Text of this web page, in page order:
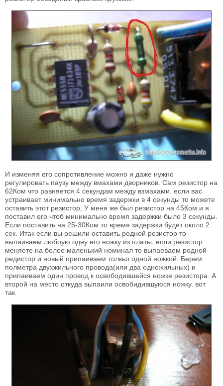
И изменяя его сопротивление можно и даже нужно
регулировать паузу между вмахами дворников. Сам резистор на
62Ком что равняется 4 секундам между взмахами. если вас
устраивает минимально время задержки в 4 секунды то можете
оставить этот резистор, У меня же был резистор на 45Ком и я
поставил его чтоб минимально время задержки было 3 секунды.
Если поставить на 25-30Ком то время задержки будет около 2
сек. Итак если вы решили оставить родной резистор то
выпаиваем любоую одну его ножку из платы, если резистор
меняете на более маленький номинал то выпаеваем родной
редистор и новый припаиваем толкьо одной ножкой. Берем
полметра двухжильного провода(или два одножильных) и
припаиваем один провод к освободившейся ножке резистора. А
второй на место откуда выпаили освобидившуюся ножку. вот
так.